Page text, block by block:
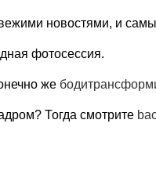
новостями, и
фотосессия.
же
Тогда смотрите